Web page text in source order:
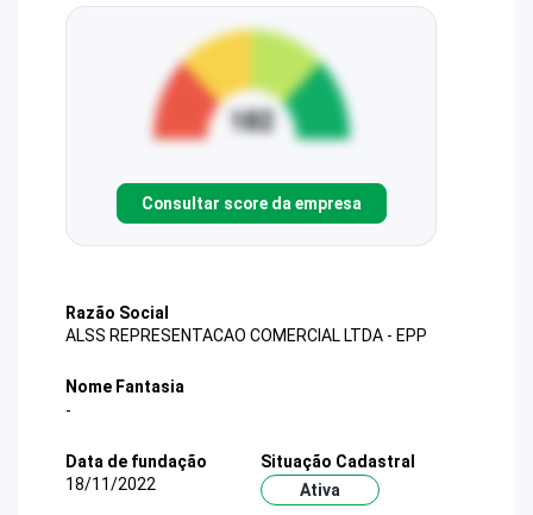
Consultar score da empresa
Razão Social
ALSS REPRESENTACAO COMERCIAL LTDA - EPP
Nome Fantasia
-
Data de fundação
18/11/2022
Situação Cadastral
Ativa